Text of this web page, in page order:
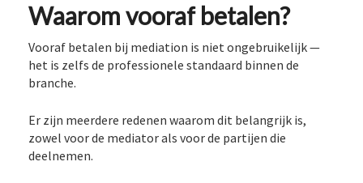
Waarom vooraf betalen?
Vooraf betalen bij mediation is niet ongebruikelijk —
het is zelfs de professionele standaard binnen de
branche.
Er zijn meerdere redenen waarom dit belangrijk is,
zowel voor de mediator als voor de partijen die
deelnemen.